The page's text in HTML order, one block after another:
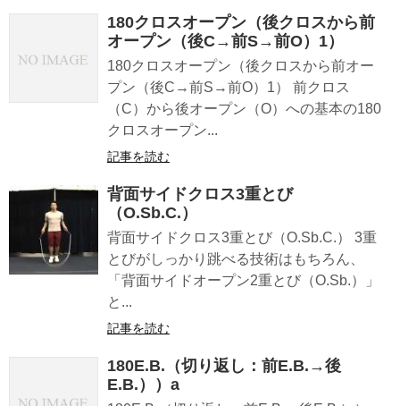
180クロスオープン（後クロスから前
オープン（後C→前S→前O）1）
180クロスオープン（後クロスから前オー
プン（後C→前S→前O）1） 前クロス
（C）から後オープン（O）への基本の180
クロスオープン...
記事を読む
背面サイドクロス3重とび
（O.Sb.C.）
背面サイドクロス3重とび（O.Sb.C.） 3重
とびがしっかり跳べる技術はもちろん、
「背面サイドオープン2重とび（O.Sb.）」
と...
記事を読む
180E.B.（切り返し：前E.B.→後
E.B.））a